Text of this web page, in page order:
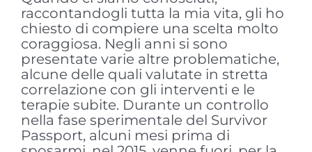
raccontandogli tutta la mia vita, gli ho
chiesto di compiere una scelta molto
coraggiosa. Negli anni si sono
presentate varie altre problematiche,
alcune delle quali valutate in stretta
correlazione con gli interventi e le
terapie subite. Durante un controllo
nella fase sperimentale del Survivor
Passport, alcuni mesi prima di